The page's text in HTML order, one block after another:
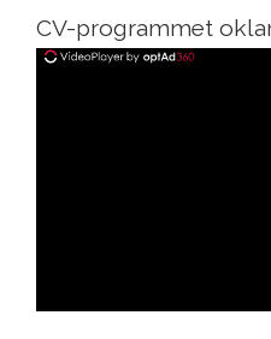
CV-programmet